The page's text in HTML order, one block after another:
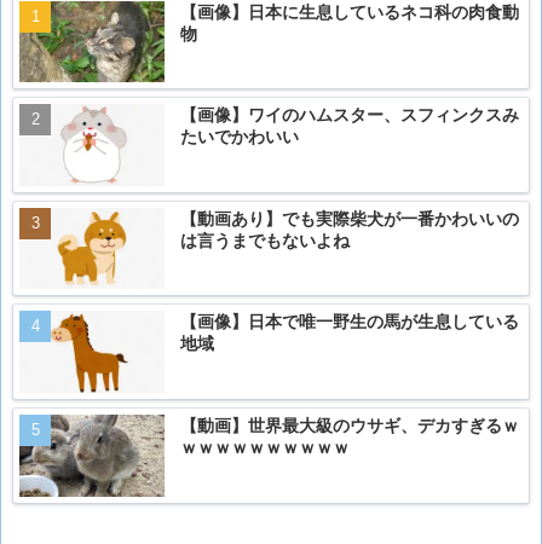
【画像】日本に生息しているネコ科の肉食動
物
【画像】ワイのハムスター、スフィンクスみ
たいでかわいい
【動画あり】でも実際柴犬が一番かわいいの
は言うまでもないよね
【画像】日本で唯一野生の馬が生息している
地域
【動画】世界最大級のウサギ、デカすぎるｗ
ｗｗｗｗｗｗｗｗｗｗ